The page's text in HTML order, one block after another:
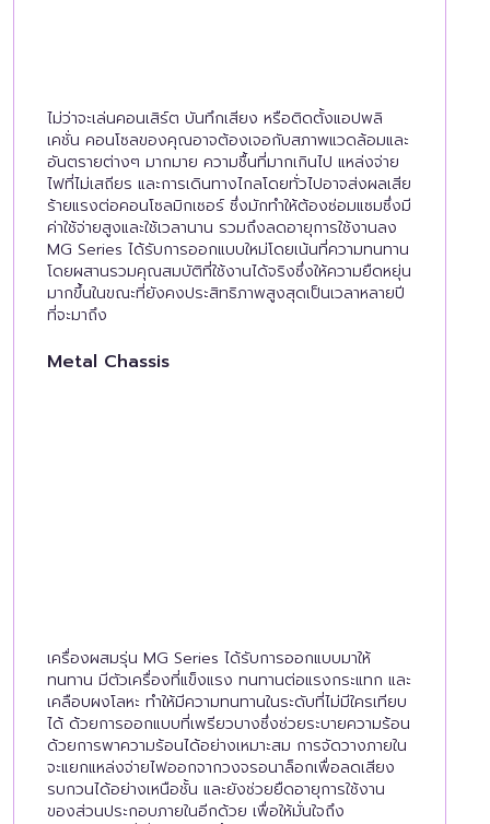
ไม่ว่าจะเล่นคอนเสิร์ต บันทึกเสียง หรือติดตั้งแอปพลิ
เคชั่น คอนโซลของคุณอาจต้องเจอกับสภาพแวดล้อมและ
อันตรายต่างๆ มากมาย ความชื้นที่มากเกินไป แหล่งจ่าย
ไฟที่ไม่เสถียร และการเดินทางไกลโดยทั่วไปอาจส่งผลเสีย
ร้ายแรงต่อคอนโซลมิกเซอร์ ซึ่งมักทำให้ต้องซ่อมแซมซึ่งมี
ค่าใช้จ่ายสูงและใช้เวลานาน รวมถึงลดอายุการใช้งานลง
MG Series ได้รับการออกแบบใหม่โดยเน้นที่ความทนทาน
โดยผสานรวมคุณสมบัติที่ใช้งานได้จริงซึ่งให้ความยืดหยุ่น
มากขึ้นในขณะที่ยังคงประสิทธิภาพสูงสุดเป็นเวลาหลายปี
ที่จะมาถึง
Metal Chassis
เครื่องผสมรุ่น MG Series ได้รับการออกแบบมาให้
ทนทาน มีตัวเครื่องที่แข็งแรง ทนทานต่อแรงกระแทก และ
เคลือบผงโลหะ ทำให้มีความทนทานในระดับที่ไม่มีใครเทียบ
ได้ ด้วยการออกแบบที่เพรียวบางซึ่งช่วยระบายความร้อน
ด้วยการพาความร้อนได้อย่างเหมาะสม การจัดวางภายใน
จะแยกแหล่งจ่ายไฟออกจากวงจรอนาล็อกเพื่อลดเสียง
รบกวนได้อย่างเหนือชั้น และยังช่วยยืดอายุการใช้งาน
ของส่วนประกอบภายในอีกด้วย เพื่อให้มั่นใจถึง